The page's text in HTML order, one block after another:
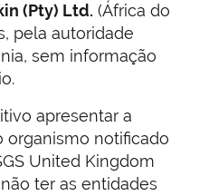
(Pty) Ltd. (África do
pela autoridade
sem informação
apresentar a
organismo notificado
United Kingdom
ter as entidades